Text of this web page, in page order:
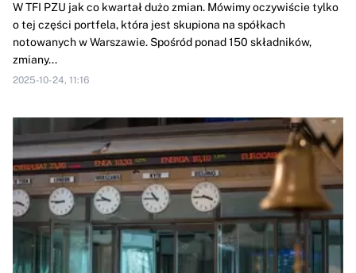
W TFI PZU jak co kwartał dużo zmian. Mówimy oczywiście tylko
o tej części portfela, która jest skupiona na spółkach
notowanych w Warszawie. Spośród ponad 150 składników,
zmiany...
2025-10-24, 11:16